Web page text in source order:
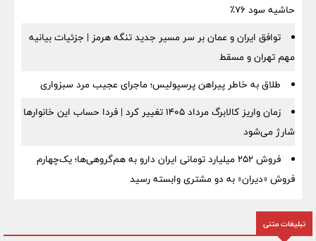
حاشیه سود ۷۶٪
توافق ایران و عمان بر سر مسیر جدید تنگه هرمز | جزئیات بیانیه
مهم تهران و مسقط
طلاق به خاطر پیراهن پرسپولیس؛ ماجرای عجیب مرد سبزواری
زمان واریز کالابرگ مرداد ۱۴۰۵ تغییر کرد | فردا حساب این خانوارها
شارژ می‌شود
فروش ۲۵۲ میلیارد تومانی ایران دارو به هم‌گروهی‌ها؛ یک‌چهارم
فروش «دیران» به دو مشتری وابسته رسید
تبلیغات متنی